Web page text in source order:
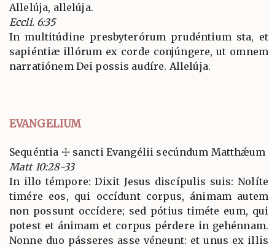
Allelúja, allelúja.
Eccli. 6:35
In multitúdine presbyterórum prudéntium sta, et
sapiéntiæ illórum ex corde conjúngere, ut omnem
narratiónem Dei possis audíre. Allelúja.
EVANGELIUM
Sequéntia ☩ sancti Evangélii secúndum Matthǽum
Matt 10:28-33
In illo témpore: Dixit Jesus discípulis suis: Nolíte
timére eos, qui occídunt corpus, ánimam autem
non possunt occídere; sed pótius timéte eum, qui
potest et ánimam et corpus pérdere in gehénnam.
Nonne duo pásseres asse véneunt: et unus ex illis